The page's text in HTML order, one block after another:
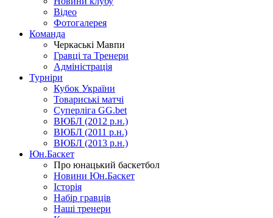
Відео
Фотогалерея
Команда
Черкаські Мавпи
Гравці та Тренери
Адміністрація
Турніри
Кубок України
Товариські матчі
Суперліга GG.bet
ВЮБЛ (2012 р.н.)
ВЮБЛ (2011 р.н.)
ВЮБЛ (2013 р.н.)
Юн.Баскет
Про юнацький баскетбол
Новини Юн.Баскет
Історія
Набір гравців
Наші тренери